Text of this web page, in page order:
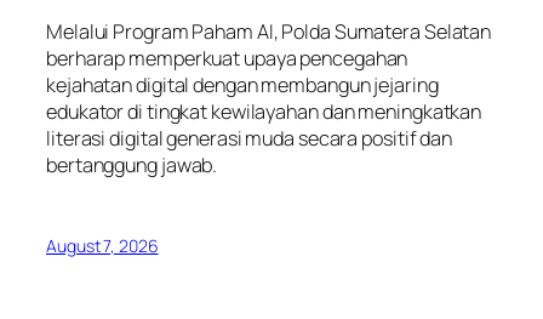
Melalui Program Paham AI, Polda Sumatera Selatan
berharap memperkuat upaya pencegahan
kejahatan digital dengan membangun jejaring
edukator di tingkat kewilayahan dan meningkatkan
literasi digital generasi muda secara positif dan
bertanggung jawab.
August 7, 2026